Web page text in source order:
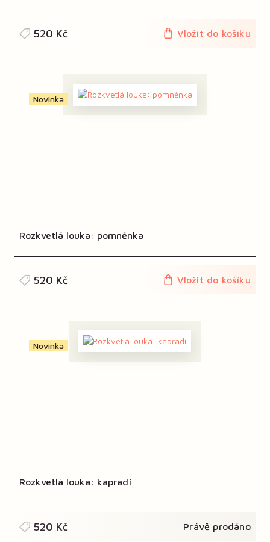
520 Kč Vložit do košíku
Novinka
Rozkvetlá louka: pomněnka
520 Kč Vložit do košíku
Novinka
Rozkvetlá louka: kapradí
520 Kč Právě prodáno